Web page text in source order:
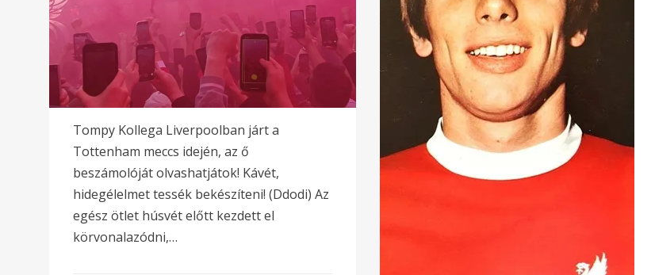
Tompy Kollega Liverpoolban járt a
Tottenham meccs idején, az ő
beszámolóját olvashatjátok! Kávét,
hidegélelmet tessék bekészíteni! (Ddodi) Az
egész ötlet húsvét előtt kezdett el
körvonalazódni,…